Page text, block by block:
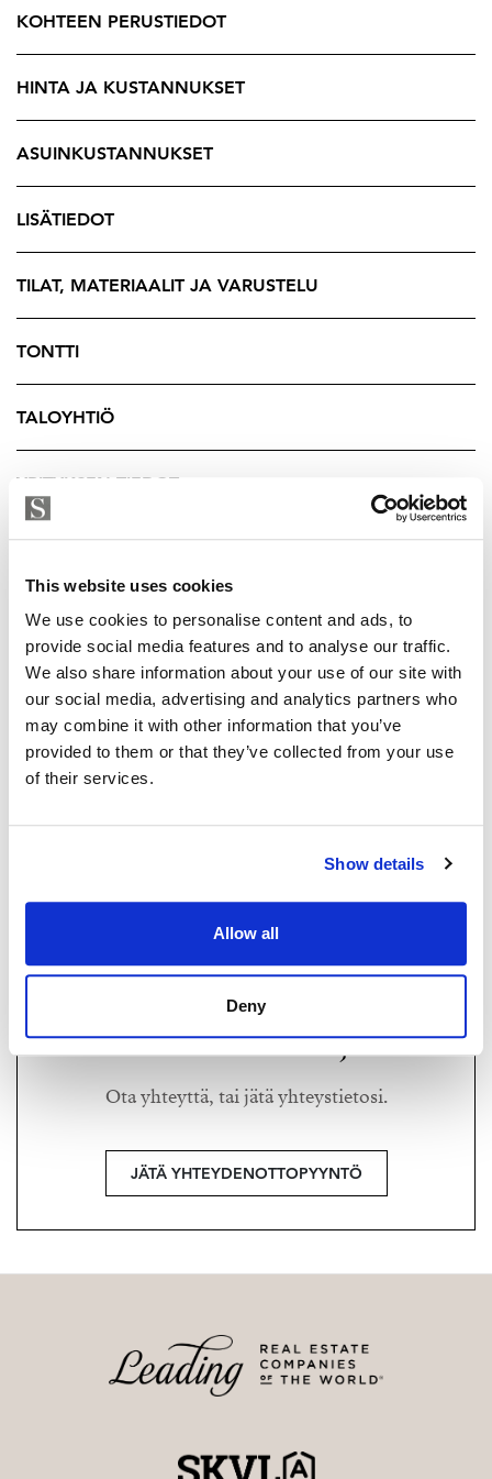
This website uses cookies
We use cookies to personalise content and ads, to
provide social media features and to analyse our traffic.
We also share information about your use of our site with
our social media, advertising and analytics partners who
may combine it with other information that you’ve
provided to them or that they’ve collected from your use
of their services.
Show details
Allow all
Deny
Strand Properties,
Haluatko lisätietoja?
Ota yhteyttä, tai jätä yhteystietosi.
JÄTÄ YHTEYDENOTTOPYYNTÖ
kylpyhuone lisää asumismukavuutta.
Lattiasta kattoon ulottuva ikkuna sekä suuri lasitettu
tekee asumisesta erityisen miellyttävää ympäri vuoden.
Tämä koti tarjoaa täydellisen yhdistelmän keskeistä
ajan asunnoksi kuin sijoitukseenkin.
Lisätiedot ja esittelyt
KOHTEEN PERUSTIEDOT
HINTA JA KUSTANNUKSET
ASUINKUSTANNUKSET
LISÄTIEDOT
TILAT, MATERIAALIT JA VARUSTELU
TONTTI
TALOYHTIÖ
YRITYKSEN TIEDOT